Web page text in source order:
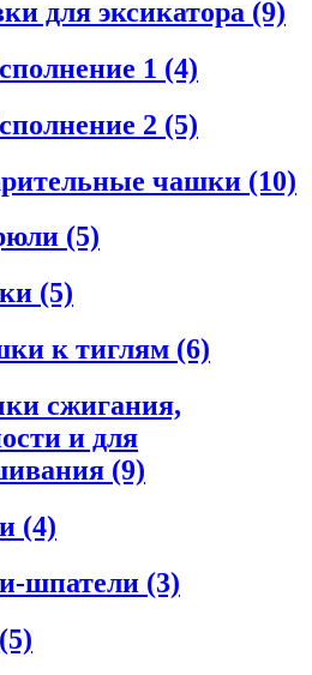
для эксикатора (9)
1 (4)
2 (5)
чашки (10)
(5)
(5)
к тиглям (6)
сжигания,
и для
(9)
(4)
шпатели (3)
(5)